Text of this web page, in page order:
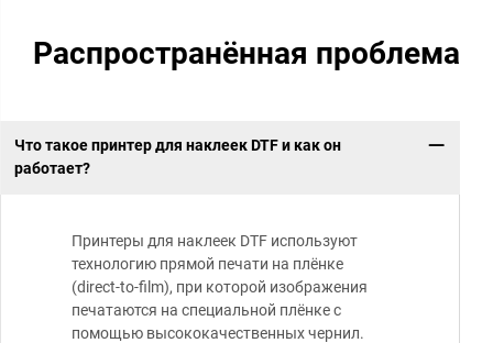
Распространённая проблема
Что такое принтер для наклеек DTF и как он
работает?
Принтеры для наклеек DTF используют
технологию прямой печати на плёнке
(direct-to-film), при которой изображения
печатаются на специальной плёнке с
помощью высококачественных чернил.